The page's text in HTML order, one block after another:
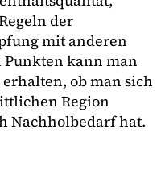
der
mit anderen
kann man
ob man sich
Region
Nachholbedarf hat.